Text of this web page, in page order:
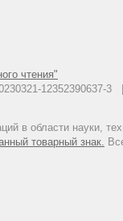
чтения"
в области науки,
товарный знак.